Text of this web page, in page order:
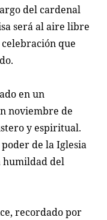
del cardenal
será al aire libre
celebración que
en un
noviembre de
y espiritual.
de la Iglesia
humildad del
recordado por